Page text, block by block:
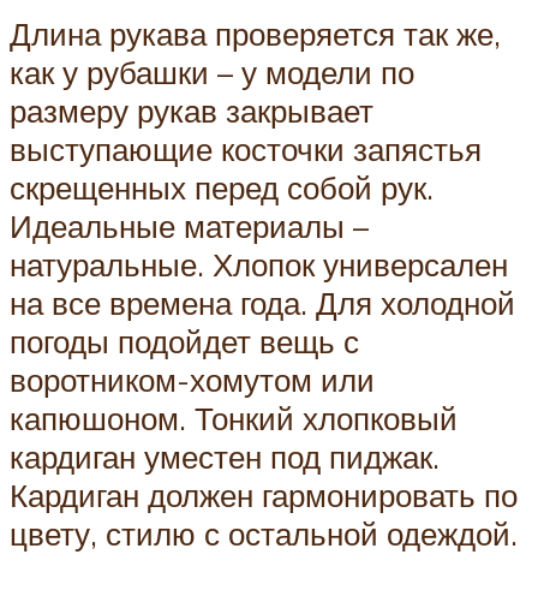
Длина рукава проверяется так же,
как у рубашки – у модели по
размеру рукав закрывает
выступающие косточки запястья
скрещенных перед собой рук.
Идеальные материалы –
натуральные. Хлопок универсален
на все времена года. Для холодной
погоды подойдет вещь с
воротником-хомутом или
капюшоном. Тонкий хлопковый
кардиган уместен под пиджак.
Кардиган должен гармонировать по
цвету, стилю с остальной одеждой.